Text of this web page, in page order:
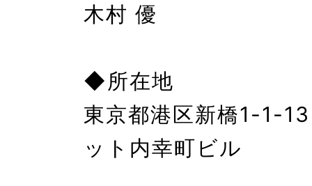
木村 優
◆所在地
東京都港区新橋1-1-
ット内幸町ビル